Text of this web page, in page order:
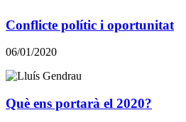
Conflicte polític i oportunitat
06/01/2020
​​Què ens portarà el 2020?